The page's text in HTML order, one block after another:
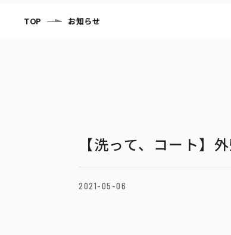
TOP お知らせ
【洗って、コート】
2021-05-06